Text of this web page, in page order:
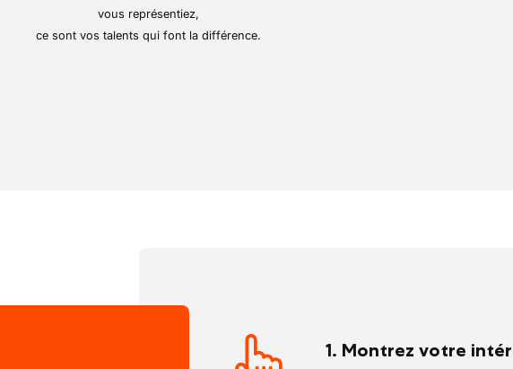
vous représentiez,
ce sont vos talents qui font la différence.
1. Montrez votre